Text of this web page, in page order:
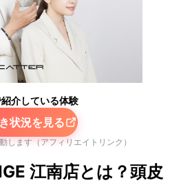
介している体験
状況を見る
します（アフィリエイトリンク）
江南店とは？頭皮